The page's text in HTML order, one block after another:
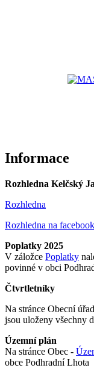
Informace
Rozhledna Kelčský
Rozhledna
Rozhledna na
Poplatky 2025
V záložce Poplatky
povinné v obci
Čtvrtletníky
Na stránce Obecní
jsou uloženy všechny
Územní plán
Na stránce Obec -
obce Podhradní Lhota